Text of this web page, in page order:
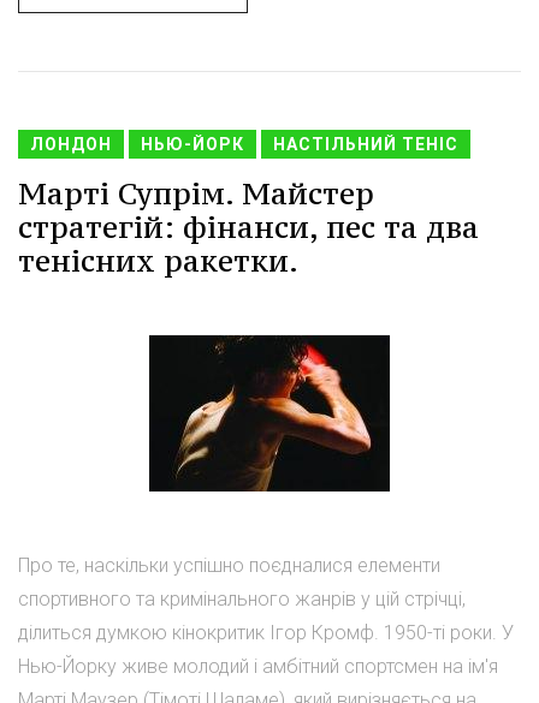
ЛОНДОН НЬЮ-ЙОРК НАСТІЛЬНИЙ ТЕНІС
Марті Супрім. Майстер
стратегій: фінанси, пес та два
тенісних ракетки.
Про те, наскільки успішно поєдналися елементи
спортивного та кримінального жанрів у цій стрічці,
ділиться думкою кінокритик Ігор Кромф. 1950-ті роки. У
Нью-Йорку живе молодий і амбітний спортсмен на ім'я